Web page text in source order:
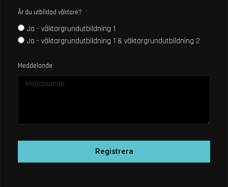
Är du utbildad väktare?
Ja - väktargrundutbildning 1
Ja - väktargrundutbildning 1 & väktargrundutbildning 2
Meddelande
Registrera